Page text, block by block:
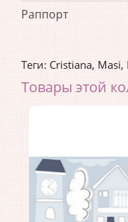
Раппорт
Теги: Cristiana, Masi,
Товары этой